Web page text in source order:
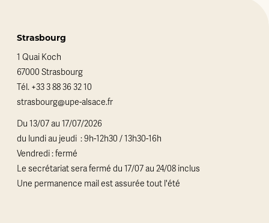
Strasbourg
1 Quai Koch
67000 Strasbourg
Tél. +33 3 88 36 32 10
strasbourg@upe-alsace.fr
Du 13/07 au 17/07/2026
du lundi au jeudi : 9h-12h30 / 13h30-16h
Vendredi : fermé
Le secrétariat sera fermé du 17/07 au 24/08 inclus
Une permanence mail est assurée tout l'été